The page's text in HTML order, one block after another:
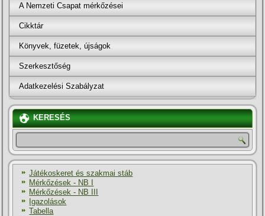
A Nemzeti Csapat mérkőzései
Cikktár
Könyvek, füzetek, újságok
Szerkesztőség
Adatkezelési Szabályzat
KERESÉS
Játékoskeret és szakmai stáb
Mérkőzések - NB I
Mérkőzések - NB III
Igazolások
Tabella